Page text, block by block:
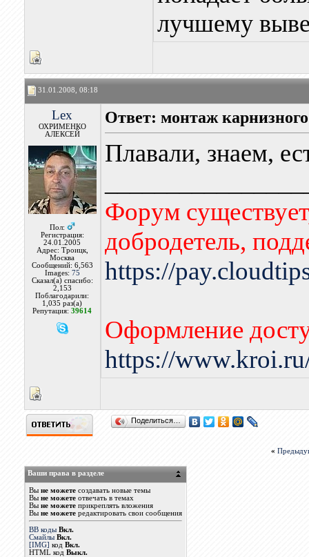
лучшему
31.01.2008, 08:18
Lex
ОХРИМЕНКО
АЛЕКСЕЙ
Пол:
Регистрация:
24.01.2005
Адрес: Троицк,
Москва
Сообщений: 6,563
Images: 75
Сказал(а) спасибо:
2,153
Поблагодарили:
1,035 раз(а)
Репутация:39614
Ответ: монтаж карнизного
Плавали, знаем,
Форум
добродетель,
https://
Оформление
https://
Поделиться…
«
Ваши права в разделе
Вы не можетесоздавать новые темы
Вы не можетеотвечать в темах
Вы не можетеприкреплять вложения
Вы не можетередактировать свои сообщения
BB коды Вкл.
Смайлы Вкл.
[IMG] код Вкл.
HTML код Выкл.